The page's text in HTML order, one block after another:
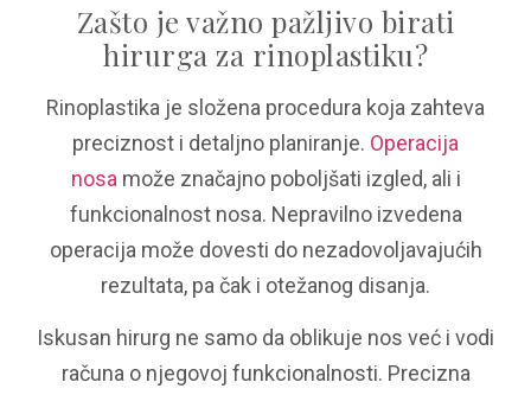
Zašto je važno pažljivo birati
hirurga za rinoplastiku?
Rinoplastika je složena procedura koja zahteva
preciznost i detaljno planiranje. Operacija
nosa može značajno poboljšati izgled, ali i
funkcionalnost nosa. Nepravilno izvedena
operacija može dovesti do nezadovoljavajućih
rezultata, pa čak i otežanog disanja.
Iskusan hirurg ne samo da oblikuje nos već i vodi
računa o njegovoj funkcionalnosti. Precizna